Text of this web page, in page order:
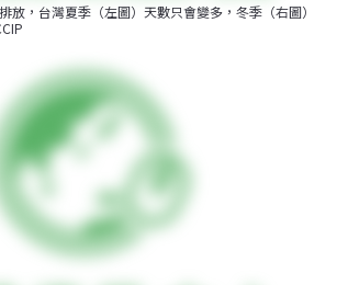
放，台灣夏季（左圖）天數只會變多，冬季（右圖）